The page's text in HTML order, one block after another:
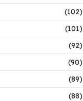
(102)
(101)
(92)
(90)
(89)
(88)